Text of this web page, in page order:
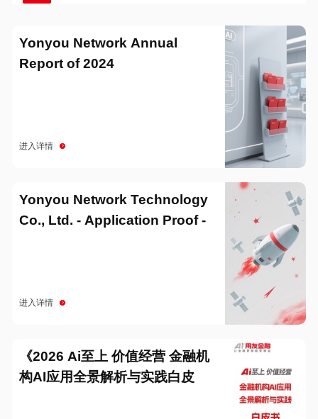
Yonyou Network Annual
Report of 2024
进入详情
Yonyou Network Technology
Co., Ltd. - Application Proof -
进入详情
《2026 Ai至上 价值经营 金融机
构AI应用全景解析与实践白皮